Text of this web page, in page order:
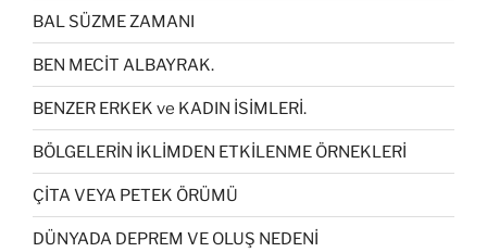
BAL SÜZME ZAMANI
BEN MECİT ALBAYRAK.
BENZER ERKEK ve KADIN İSİMLERİ.
BÖLGELERİN İKLİMDEN ETKİLENME ÖRNEKLERİ
ÇİTA VEYA PETEK ÖRÜMÜ
DÜNYADA DEPREM VE OLUŞ NEDENİ